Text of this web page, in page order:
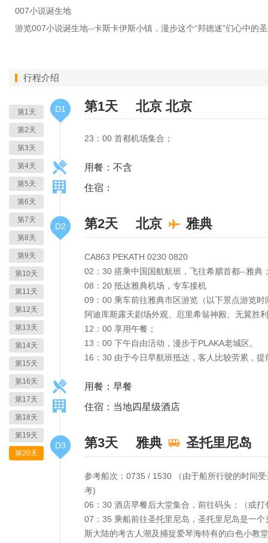
007小说诞生地
游览007小说诞生地--卡斯卡伊斯小镇，漫步这个“邦德迷”们心中的
行程介绍
第1天
第2天
第3天
第4天
第5天
第6天
第7天
第8天
第9天
第10天
第11天
第12天
第13天
第14天
第15天
第16天
第17天
第18天
第19天
第20天
D1 第1天 北京 北京
23：00 首都机场集合；
用餐：不含
住宿：
D2 第2天 北京 雅典
CA863 PEKATH 0230 0820
02：30 搭乘中国国航航班，飞往希腊首都--雅典
08：20 抵达雅典机场，专车接机
09：00 乘车前往雅典市区游览（以下景点游览
阿迪库斯露天剧场外观、厄里希翁神殿、无翼胜
12：00 享用午餐；
13：00 下午自由活动，漫步于PLAKA老城区。
16：30 由于今日早航班抵达，客人比较劳累，提
用餐：早餐
住宿：当地四星级酒店
D3 第3天 雅典 圣托里尼岛
参考船次：0735 / 1530 （由于船所行驶的时间
考)
06：30 酒店早餐后大堂集合，前往码头；（或打
07：35 乘船前往圣托里尼岛，圣托里尼岛是一
斯大陆的考古人潮及捕捉爱琴海特有的白色小教